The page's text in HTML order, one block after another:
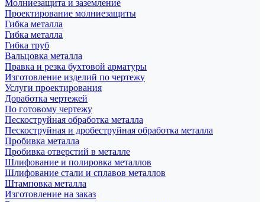
Молниезащита и заземление
Проектирование молниезащиты
Гибка металла
Гибка металла
Гибка труб
Вальцовка металла
Правка и резка бухтовой арматуры
Изготовление изделий по чертежу
Услуги проектирования
Доработка чертежей
По готовому чертежу
Пескоструйная обработка металла
Пескоструйная и дробеструйная обработка металла
Пробивка металла
Пробивка отверстий в металле
Шлифование и полировка металлов
Шлифование стали и сплавов металлов
Штамповка металла
Изготовление на заказ